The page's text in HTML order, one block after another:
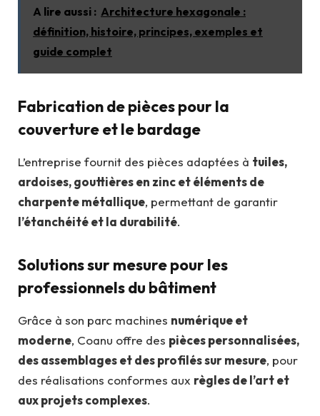
A lire aussi : Architecture hexagonale :
définition, histoire, principes, exemples et
guide complet
Fabrication de pièces pour la
couverture et le bardage
L’entreprise fournit des pièces adaptées à tuiles,
ardoises, gouttières en zinc et éléments de
charpente métallique, permettant de garantir
l’étanchéité et la durabilité.
Solutions sur mesure pour les
professionnels du bâtiment
Grâce à son parc machines numérique et
moderne, Coanu offre des pièces personnalisées,
des assemblages et des profilés sur mesure, pour
des réalisations conformes aux règles de l’art et
aux projets complexes.